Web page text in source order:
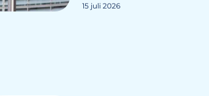
15 juli 2026